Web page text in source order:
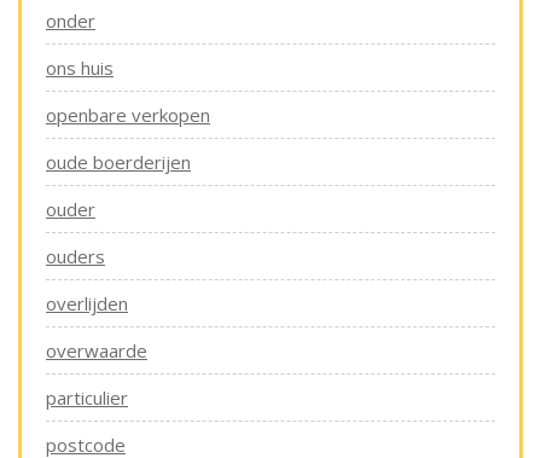
onder
ons huis
openbare verkopen
oude boerderijen
ouder
ouders
overlijden
overwaarde
particulier
postcode